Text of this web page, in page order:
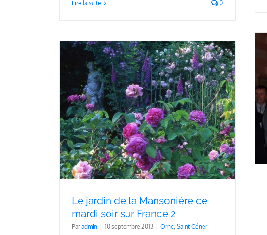
Lire la suite 0
Saint-Céneri un joyau pour l’Orne
Saint Céneri
Le jardin de la Mansonière ce
mardi soir sur France 2
Paradmin 10 septembre 2013 Orne, Saint Céneri